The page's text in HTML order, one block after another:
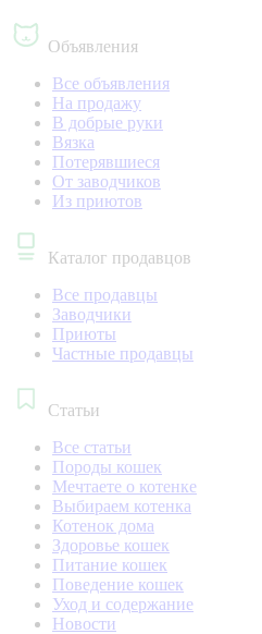
Объявления
Все объявления
На продажу
В добрые руки
Вязка
Потерявшиеся
От заводчиков
Из приютов
Каталог продавцов
Все продавцы
Заводчики
Приюты
Частные продавцы
Статьи
Все статьи
Породы кошек
Мечтаете о котенке
Выбираем котенка
Котенок дома
Здоровье кошек
Питание кошек
Поведение кошек
Уход и содержание
Новости